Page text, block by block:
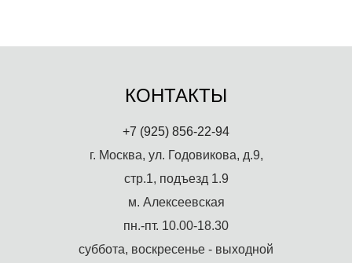
КОНТАКТЫ
+7 (925) 856-22-94
г. Москва, ул. Годовикова, д.9,
стр.1, подъезд 1.9
м. Алексеевская
пн.-пт. 10.00-18.30
суббота, воскресенье - выходной